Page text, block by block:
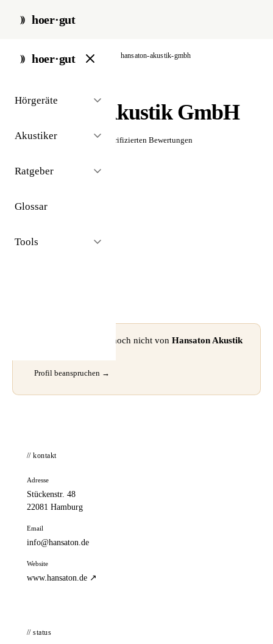
hoer·gut
hoer·gut
Hörgeräte
Akustiker
Ratgeber
Glossar
Tools
start / akustiker / hamburg hansaton-akustik-gmbh
Hansaton Akustik GmbH
☆☆☆☆☆ Noch keine verifizierten Bewertungen
⚠ Dieses Profil wurde noch nicht von Hansaton Akustik
Profil beanspruchen →
// kontakt
Adresse
Stückenstr. 48
22081 Hamburg
Email
info@hansaton.de
Website
www.hansaton.de ↗
// status